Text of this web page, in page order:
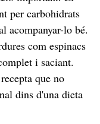
per carbohidrats
acompanyar-lo bé.
com espinacs
i saciant.
que no
dins d'una dieta